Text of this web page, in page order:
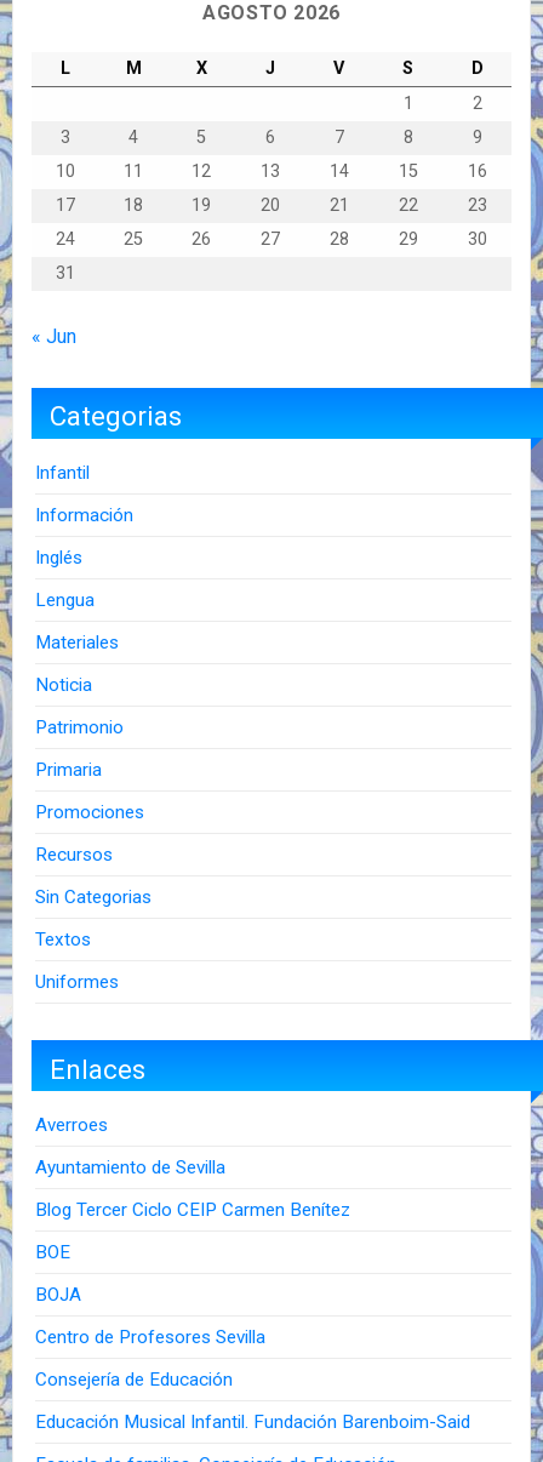
AGOSTO 2026
L M X J V S
D
1
2
3
4 5 6 7 8
9
10
11 12 13 14 15
16
17
18 19 20 21 22
23
24
25 26 27 28 29
30
31
« Jun
Categorias
Infantil
Información
Inglés
Lengua
Materiales
Noticia
Patrimonio
Primaria
Promociones
Recursos
Sin Categorias
Textos
Uniformes
Enlaces
Averroes
Ayuntamiento de Sevilla
Blog Tercer Ciclo CEIP Carmen Benítez
BOE
BOJA
Centro de Profesores Sevilla
Consejería de Educación
Educación Musical Infantil. Fundación Barenboim-Said